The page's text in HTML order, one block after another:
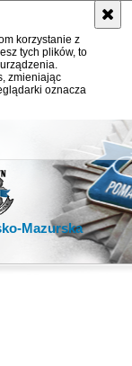
korzystanie z
tych plików, to
zmieniając
oznacza
Mazurska